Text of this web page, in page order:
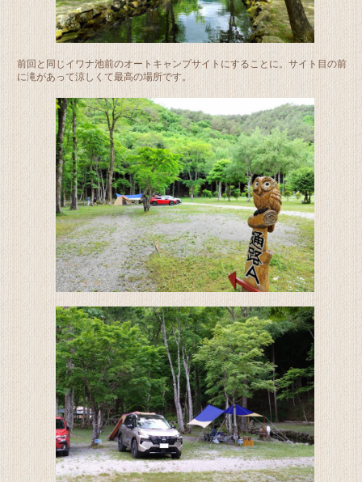
前回と同じイワナ池前のオートキャンプサイトにすることに。サイト目の前
に滝があって涼しくて最高の場所です。